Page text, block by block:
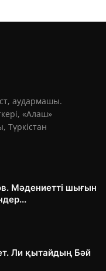
аудармашы.
«Алаш»
Мәдениетті шығын
Ли қытайдың Бәй